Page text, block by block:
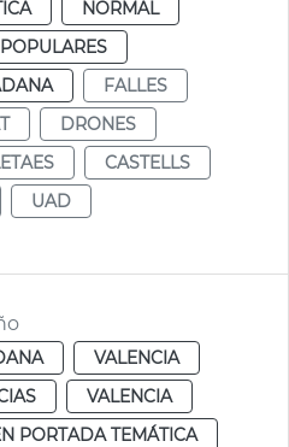
NORMAL
FALLES
DRONES
CASTELLS
UAD
VALENCIA
VALENCIA
PORTADA TEMÁTICA